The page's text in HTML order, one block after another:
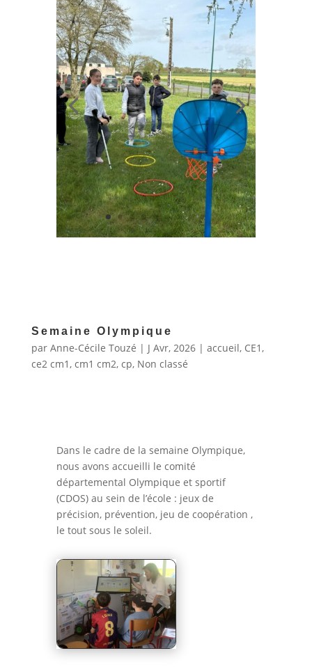
Semaine Olympique
par Anne-Cécile Touzé | J Avr, 2026| accueil, CE1,
ce2 cm1, cm1 cm2, cp, Non classé
Dans le cadre de la semaine Olympique,
nous avons accueilli le comité
départemental Olympique et sportif
(CDOS) au sein de l’école : jeux de
précision, prévention, jeu de coopération ,
le tout sous le soleil.